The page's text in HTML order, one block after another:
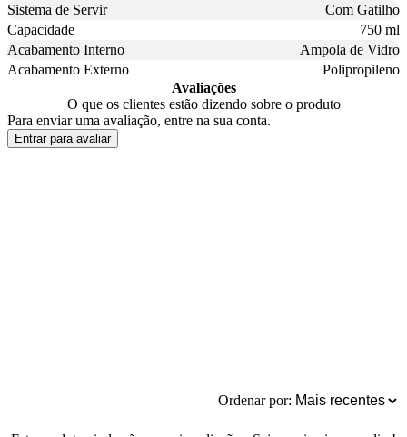
Sistema de Servir
Com Gatilho
Capacidade
750 ml
Acabamento Interno
Ampola de Vidro
Acabamento Externo
Polipropileno
Avaliações
O que os clientes estão dizendo sobre o produto
Para enviar uma avaliação, entre na sua conta.
Entrar para avaliar
Ordenar por: